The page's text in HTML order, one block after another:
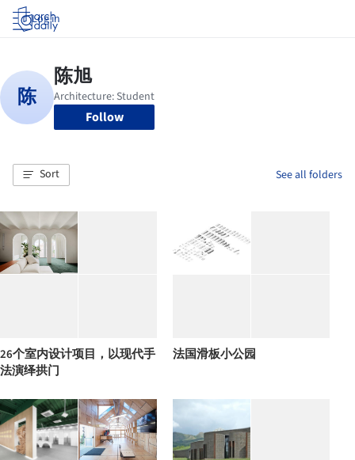
Log in
Follow
Sort See all folders
26个室内设计项目，以现代手
法演绎拱门
法国滑板小公园